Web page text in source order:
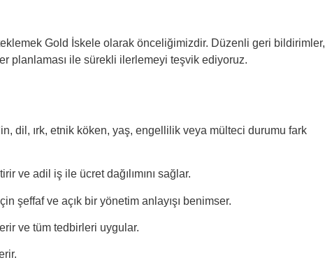
Gold İskele olarak önceliğimizdir. Düzenli geri bildirimler,
planlaması ile sürekli ilerlemeyi teşvik ediyoruz.
dil, ırk, etnik köken, yaş, engellilik veya mülteci durumu fark
ve adil iş ile ücret dağılımını sağlar.
şeffaf ve açık bir yönetim anlayışı benimser.
ve tüm tedbirleri uygular.